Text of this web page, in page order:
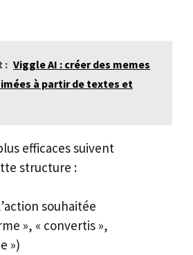
: Viggle AI : créer des memes
à partir de textes et
efficaces suivent
structure :
souhaitée
», « convertis »,
»)